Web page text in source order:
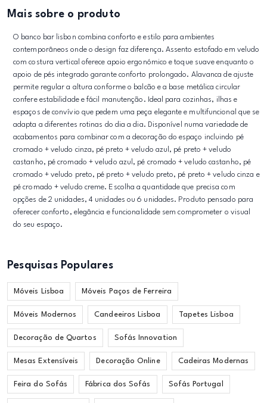
Mais sobre o produto
O banco bar lisbon combina conforto e estilo para ambientes
contemporâneos onde o design faz diferença. Assento estofado em veludo
com costura vertical oferece apoio ergonómico e toque suave enquanto o
apoio de pés integrado garante conforto prolongado. Alavanca de ajuste
permite regular a altura conforme o balcão e a base metálica circular
confere estabilidade e fácil manutenção. Ideal para cozinhas, ilhas e
espaços de convívio que pedem uma peça elegante e multifuncional que se
adapta a diferentes rotinas do dia a dia. Disponível numa variedade de
acabamentos para combinar com a decoração do espaço incluindo pé
cromado + veludo cinza, pé preto + veludo azul, pé preto + veludo
castanho, pé cromado + veludo azul, pé cromado + veludo castanho, pé
cromado + veludo preto, pé preto + veludo preto, pé preto + veludo cinza e
pé cromado + veludo creme. Escolha a quantidade que precisa com
opções de 2 unidades, 4 unidades ou 6 unidades. Produto pensado para
oferecer conforto, elegância e funcionalidade sem comprometer o visual
do seu espaço.
Pesquisas Populares
Móveis Lisboa Móveis Paços de Ferreira
Móveis Modernos Candeeiros Lisboa Tapetes Lisboa
Decoração de Quartos Sofás Innovation
Mesas Extensíveis Decoração Online Cadeiras Modernas
Feira do Sofás Fábrica dos Sofás Sofás Portugal